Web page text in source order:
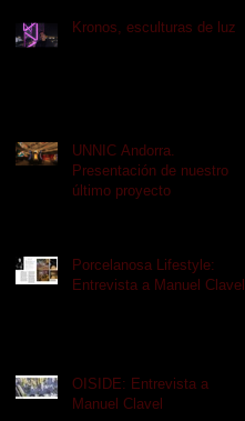
Kronos, esculturas de luz
UNNIC Andorra.
Presentación de nuestro
último proyecto
Porcelanosa Lifestyle:
Entrevista a Manuel Clavel
OISIDE: Entrevista a
Manuel Clavel